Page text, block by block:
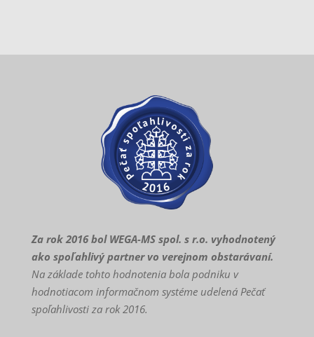
Za rok 2016 bol WEGA-MS spol. s r.o. vyhodnotený
ako spoľahlivý partner vo verejnom obstarávaní.
Na základe tohto hodnotenia bola podniku v
hodnotiacom informačnom systéme udelená Pečať
spoľahlivosti za rok 2016.